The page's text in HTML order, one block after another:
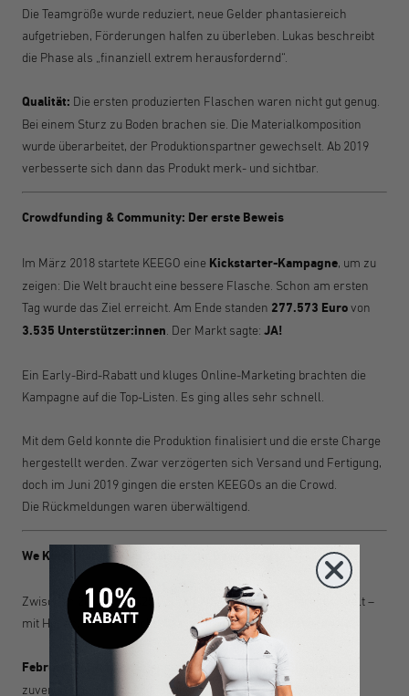
Die Teamgröße wurde reduziert, neue Gelder phantasiereich
aufgetrieben, Förderungen halfen zu überleben. Lukas beschreibt
die Phase als „finanziell extrem herausfordernd“.
Qualität: Die ersten produzierten Flaschen waren nicht gut genug.
Bei einem Sturz zu Boden brachen sie. Die Materialkomposition
wurde überarbeitet, der Produktionspartner gewechselt. Ab 2019
verbesserte sich dann das Produkt merk- und sichtbar.
Crowdfunding & Community: Der erste Beweis
Im März 2018 startete KEEGO eine Kickstarter-Kampagne, um zu
zeigen: Die Welt braucht eine bessere Flasche. Schon am ersten
Tag wurde das Ziel erreicht. Am Ende standen 277.573 Eurovon
3.535 Unterstützer:innen . Der Markt sagte: JA!
Ein Early-Bird-Rabatt und kluges Online-Marketing brachten die
Kampagne auf die Top-Listen. Es ging alles sehr schnell.
Mit dem Geld konnte die Produktion finalisiert und die erste Charge
hergestellt werden. Zwar verzögerten sich Versand und Fertigung,
doch im Juni 2019 gingen die ersten KEEGOs an die Crowd.
Die Rückmeldungen waren überwältigend.
We Keep Going – Vom Startup zur Bewegung
Zwischen 2019 und 2025 hat sich KEEGO stetig weiterentwickelt –
mit Höhen, einigen Rückschlägen und neuen Innovationen:
Februar 2019:
Nach intensiver Suche findet KEEGO einen
zuverlässigen Produktionspartner in der Schweiz. Die ersten